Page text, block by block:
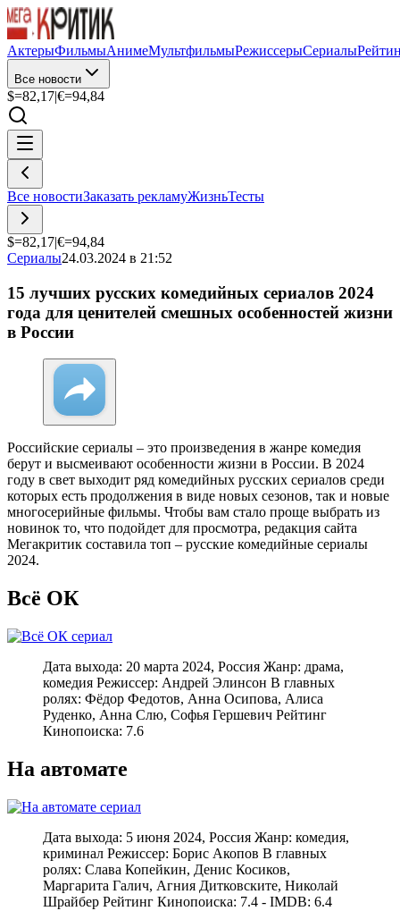
АктерыФильмыАнимеМультфильмыРежиссерыСериалы
Все новости
$=82,17|€=94,84
Все новостиЗаказать рекламуЖизньТесты
$=82,17|€=94,84
Сериалы24.03.2024 в 21:52
15 лучших русских комедийных сериалов 2024
года для ценителей смешных особенностей жизни
в России
Российские сериалы – это произведения в жанре комедия
берут и высмеивают особенности жизни в России. В 2024
году в свет выходит ряд комедийных русских сериалов среди
которых есть продолжения в виде новых сезонов, так и новые
многосерийные фильмы. Чтобы вам стало проще выбрать из
новинок то, что подойдет для просмотра, редакция сайта
Мегакритик составила топ – русские комедийные сериалы
2024.
Всё ОК
Дата выхода: 20 марта 2024, Россия Жанр: драма,
комедия Режиcсер: Андрей Элинсон В главных
ролях: Фёдор Федотов, Анна Осипова, Алиса
Руденко, Анна Слю, Софья Гершевич Рейтинг
Кинопоиска: 7.6
На автомате
Дата выхода: 5 июня 2024, Россия Жанр: комедия,
криминал Режиcсер: Борис Акопов В главных
ролях: Слава Копейкин, Денис Косиков,
Маргарита Галич, Агния Дитковските, Николай
Шрайбер Рейтинг Кинопоиска: 7.4 - IMDB: 6.4